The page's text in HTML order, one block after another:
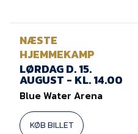
NÆSTE
HJEMMEKAMP
LØRDAG D. 15.
AUGUST - KL. 14.00
Blue Water Arena
KØB BILLET